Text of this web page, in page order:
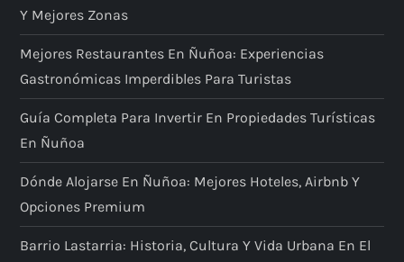
Y Mejores Zonas
Mejores Restaurantes En Ñuñoa: Experiencias
Gastronómicas Imperdibles Para Turistas
Guía Completa Para Invertir En Propiedades Turísticas
En Ñuñoa
Dónde Alojarse En Ñuñoa: Mejores Hoteles, Airbnb Y
Opciones Premium
Barrio Lastarria: Historia, Cultura Y Vida Urbana En El